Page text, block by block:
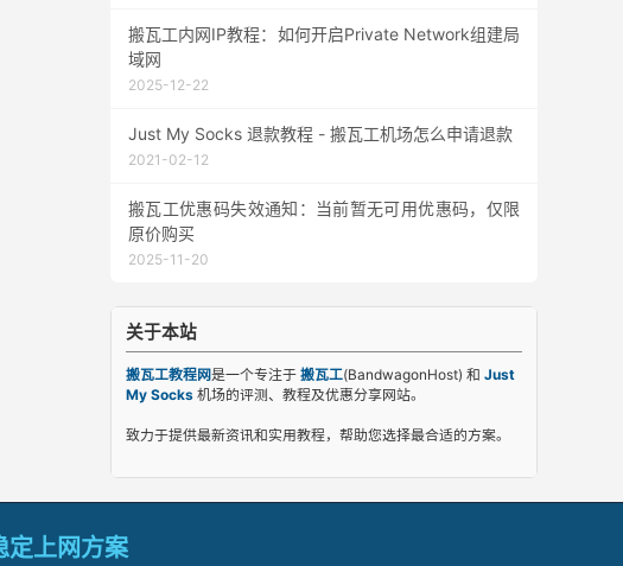
搬瓦工内网IP教程：如何开启Private Network组建局
域网
2025-12-22
Just My Socks 退款教程 - 搬瓦工机场怎么申请退款
2021-02-12
搬瓦工优惠码失效通知：当前暂无可用优惠码，仅限
原价购买
2025-11-20
关于本站
搬瓦工教程网是一个专注于 搬瓦工(BandwagonHost) 和 Just
My Socks 机场的评测、教程及优惠分享网站。
致力于提供最新资讯和实用教程，帮助您选择最合适的方案。
上网方案